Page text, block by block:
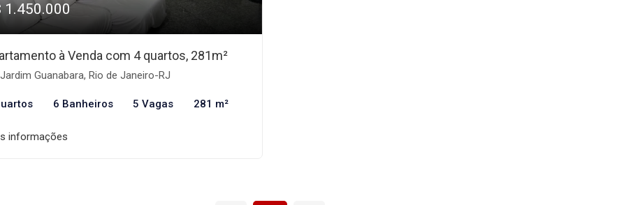
1.450.000
à Venda com 4 quartos, 281m²
Jardim Guanabara, Rio de Janeiro-RJ
6 Banheiros 5 Vagas 281 m²
informações